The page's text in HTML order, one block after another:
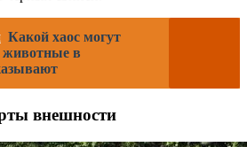
Какой хаос могут
животные в
внешности